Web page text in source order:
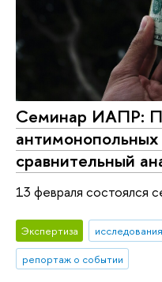
Семинар ИАПР:
сравнительный
13 февраля состоялся
Экспертиза
репортаж о событии